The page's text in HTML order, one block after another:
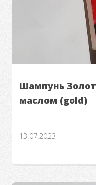
Шампунь
маслом (gold)
13.07.2023